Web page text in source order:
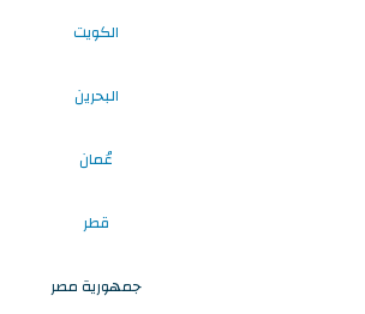
الكويت
البحرين
عُمان
قطر
جمهورية مصر